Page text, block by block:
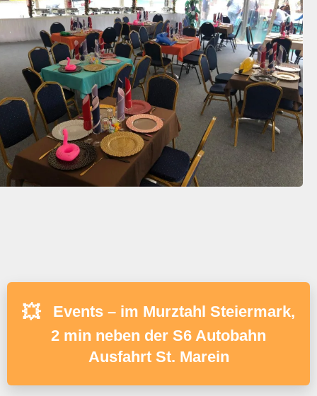
💥
Events – im Murztahl Steiermark,
2 min neben der S6 Autobahn
Ausfahrt St. Marein